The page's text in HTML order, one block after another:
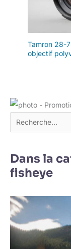
Tamron 28-
objectif
Dans la
fisheye